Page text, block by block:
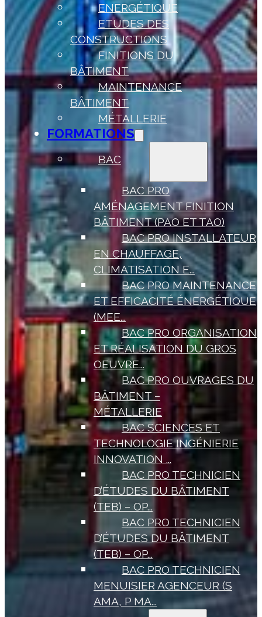
ENERGÉTIQUE
ETUDES DES
CONSTRUCTIONS
FINITIONS DU
BÂTIMENT
MAINTENANCE
BÂTIMENT
MÉTALLERIE
FORMATIONS
BAC
BAC PRO
AMÉNAGEMENT FINITION
BÂTIMENT (PAO ET TAO)
BAC PRO INSTALLATEUR
EN CHAUFFAGE,
CLIMATISATION E...
BAC PRO MAINTENANCE
ET EFFICACITÉ ÉNERGÉTIQUE
(MEE...
BAC PRO ORGANISATION
ET RÉALISATION DU GROS
OEUVRE...
BAC PRO OUVRAGES DU
BÂTIMENT –
MÉTALLERIE
BAC SCIENCES ET
TECHNOLOGIE INGÉNIERIE
INNOVATION ...
BAC PRO TECHNICIEN
D’ÉTUDES DU BÂTIMENT
(TEB) – OP...
BAC PRO TECHNICIEN
D’ÉTUDES DU BÂTIMENT
(TEB) – OP...
BAC PRO TECHNICIEN
MENUISIER AGENCEUR (S
AMA, P MA...